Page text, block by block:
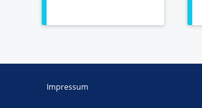
Impressum